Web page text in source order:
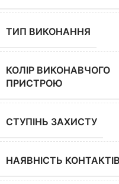
ТИП ВИКОНАННЯ
КОЛІР ВИКОНАВЧОГО
ПРИСТРОЮ
СТУПІНЬ ЗАХИСТУ
НАЯВНІСТЬ